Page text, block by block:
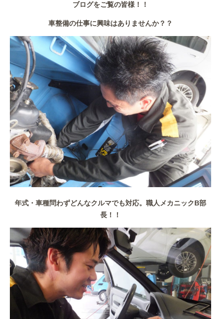
ブログをご覧の皆様！！
車整備の仕事に興味はありませんか？？
年式・車種問わずどんなクルマでも対応。職人メカニックB部
長！！